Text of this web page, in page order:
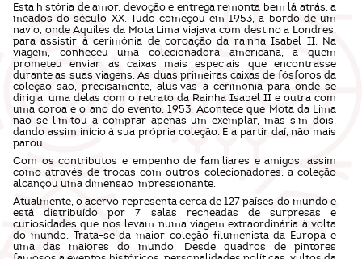
Esta história de amor, devoção e entrega remonta bem lá atrás, a
meados do século XX. Tudo começou em 1953, a bordo de um
navio, onde Aquiles da Mota Lima viajava com destino a Londres,
para assistir à cerimónia de coroação da rainha Isabel II. Na
viagem, conheceu uma colecionadora americana, a quem
prometeu enviar as caixas mais especiais que encontrasse
durante as suas viagens. As duas primeiras caixas de fósforos da
coleção são, precisamente, alusivas à cerimónia para onde se
dirigia, uma delas com o retrato da Rainha Isabel II e outra com
uma coroa e o ano do evento, 1953. Acontece que Mota da Lima
não se limitou a comprar apenas um exemplar, mas sim dois,
dando assim início à sua própria coleção. E a partir daí, não mais
parou.
Com os contributos e empenho de familiares e amigos, assim
como através de trocas com outros colecionadores, a coleção
alcançou uma dimensão impressionante.
Atualmente, o acervo representa cerca de 127 países do mundo e
está distribuído por 7 salas recheadas de surpresas e
curiosidades que nos levam numa viagem extraordinária à volta
do mundo. Trata-se da maior coleção filumenista da Europa e
uma das maiores do mundo. Desde quadros de pintores